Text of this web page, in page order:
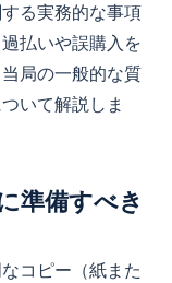
る実務的な事項
払いや誤購入を
局の一般的な質
いて解説しま
準備すべき
コピー（紙また